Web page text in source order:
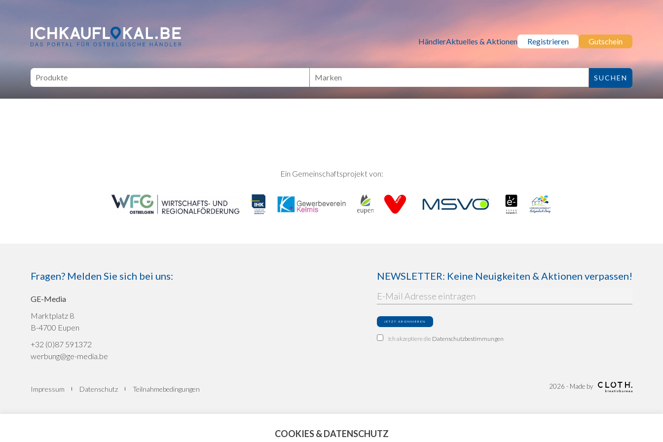
ich kauf lokal - Bei lokalen Händlern online Shoppen HändlerAktuelles & Aktionen Registrieren Gutschein
Ein Gemeinschaftsprojekt von:
Fragen? Melden Sie sich bei uns:
GE-Media
Marktplatz 8
B-4700 Eupen
+32 (0)87 591372
werbung@ge-media.be
NEWSLETTER: Keine Neuigkeiten & Aktionen verpassen!
Ich akzeptiere die Datenschutzbestimmungen
Impressum Datenschutz Teilnahmebedingungen 2026 - Made by
COOKIES & DATENSCHUTZ